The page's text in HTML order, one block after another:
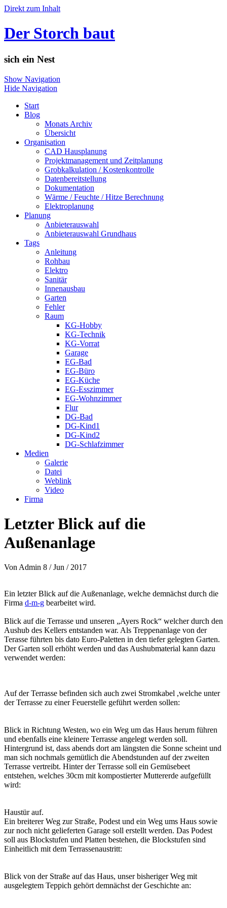
Direkt zum Inhalt
Der Storch baut
sich ein Nest
Show Navigation
Hide Navigation
Start
Blog
Monats Archiv
Übersicht
Organisation
CAD Hausplanung
Projektmanagement und Zeitplanung
Grobkalkulation / Kostenkontrolle
Datenbereitstellung
Dokumentation
Wärme / Feuchte / Hitze Berechnung
Elektroplanung
Planung
Anbieterauswahl
Anbieterauswahl Grundhaus
Tags
Anleitung
Rohbau
Elektro
Sanitär
Innenausbau
Garten
Fehler
Raum
KG-Hobby
KG-Technik
KG-Vorrat
Garage
EG-Bad
EG-Büro
EG-Küche
EG-Esszimmer
EG-Wohnzimmer
Flur
DG-Bad
DG-Kind1
DG-Kind2
DG-Schlafzimmer
Medien
Galerie
Datei
Weblink
Video
Firma
Letzter Blick auf die
Außenanlage
VonAdmin 8 / Jun / 2017
Ein letzter Blick auf die Außenanlage, welche demnächst durch die
Firma d-m-g bearbeitet wird.
Blick auf die Terrasse und unseren „Ayers Rock“ welcher durch den
Aushub des Kellers entstanden war. Als Treppenanlage von der
Terasse führten bis dato Euro-Paletten in den tiefer gelegten Garten.
Der Garten soll erhöht werden und das Aushubmaterial kann dazu
verwendet werden:
Auf der Terrasse befinden sich auch zwei Stromkabel ,welche unter
der Terrasse zu einer Feuerstelle geführt werden sollen:
Blick in Richtung Westen, wo ein Weg um das Haus herum führen
und ebenfalls eine kleinere Terrasse angelegt werden soll.
Hintergrund ist, dass abends dort am längsten die Sonne scheint und
man sich nochmals gemütlich die Abendstunden auf der zweiten
Terrasse vertreibt. Hinter der Terrasse soll ein Gemüsebeet
entstehen, welches 30cm mit kompostierter Muttererde aufgefüllt
wird:
Haustür auf.
Ein breiterer Weg zur Straße, Podest und ein Weg ums Haus sowie
zur noch nicht gelieferten Garage soll erstellt werden. Das Podest
soll aus Blockstufen und Platten bestehen, die Blockstufen sind
Einheitlich mit dem Terrassenaustritt:
Blick von der Straße auf das Haus, unser bisheriger Weg mit
ausgelegtem Teppich gehört demnächst der Geschichte an: